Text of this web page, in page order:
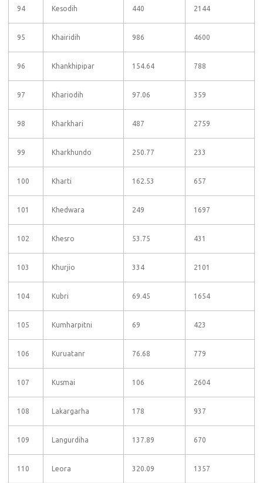
94 Kesodih 440 2144
95 Khairidih 986 4600
96 Khankhipipar 154.64 788
97 Khariodih 97.06 359
98 Kharkhari 487 2759
99 Kharkhundo 250.77 233
100 Kharti 162.53 657
101 Khedwara 249 1697
102 Khesro 53.75 431
103 Khurjio 334 2101
104 Kubri 69.45 1654
105 Kumharpitni 69 423
106 Kuruatanr 76.68 779
107 Kusmai 106 2604
108 Lakargarha 178 937
109 Langurdiha 137.89 670
110 Leora 320.09 1357